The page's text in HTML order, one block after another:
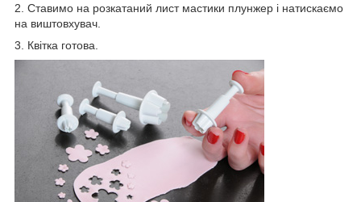
2. Ставимо на розкатаний лист мастики плунжер і натискаємо
на виштовхувач.
3. Квітка готова.